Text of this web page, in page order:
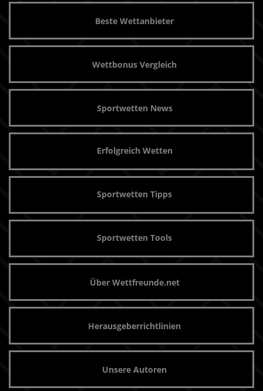
Beste Wettanbieter
Wettbonus Vergleich
Sportwetten News
Erfolgreich Wetten
Sportwetten Tipps
Sportwetten Tools
Über Wettfreunde.net
Herausgeberrichtlinien
Unsere Autoren